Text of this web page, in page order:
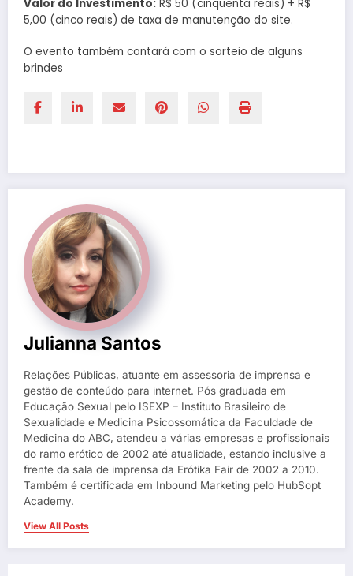
Valor do Investimento: R$ 50 (cinquenta reais) + R$
5,00 (cinco reais) de taxa de manutenção do site.
O evento também contará com o sorteio de alguns
brindes
Julianna Santos
Relações Públicas, atuante em assessoria de imprensa e
gestão de conteúdo para internet. Pós graduada em
Educação Sexual pelo ISEXP – Instituto Brasileiro de
Sexualidade e Medicina Psicossomática da Faculdade de
Medicina do ABC, atendeu a várias empresas e profissionais
do ramo erótico de 2002 até atualidade, estando inclusive a
frente da sala de imprensa da Erótika Fair de 2002 a 2010.
Também é certificada em Inbound Marketing pelo HubSopt
Academy.
View All Posts